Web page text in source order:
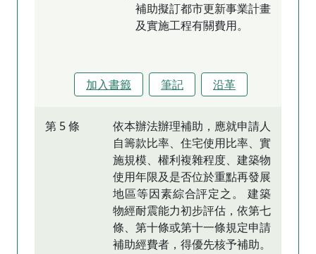
補助擬訂都市更新事業計畫
及實施工程有關費用。
加入書籤 筆記 沿革
第 5 條
依本辦法辦理補助，應就申請人
自籌款比率、住宅使用比率、實
施規模、權利複雜程度、建築物
使用年限及是否位於重點再發展
地區等因素綜合評定之。 建築
物經耐震能力初步評估，依第七
條、第十條或第十一條規定申請
補助經費者，得優先核予補助。